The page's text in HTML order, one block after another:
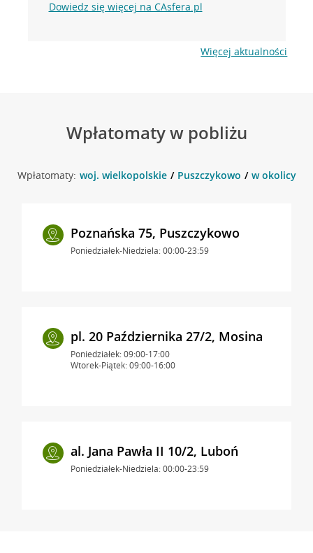
Dowiedz się więcej na CAsfera.pl
Więcej aktualności
Wpłatomaty w pobliżu
Wpłatomaty: woj. wielkopolskie Puszczykowo w okolicy
Poznańska 75, Puszczykowo
Poniedziałek-Niedziela: 00:00-23:59
pl. 20 Października 27/2, Mosina
Poniedziałek: 09:00-17:00
Wtorek-Piątek: 09:00-16:00
al. Jana Pawła II 10/2, Luboń
Poniedziałek-Niedziela: 00:00-23:59